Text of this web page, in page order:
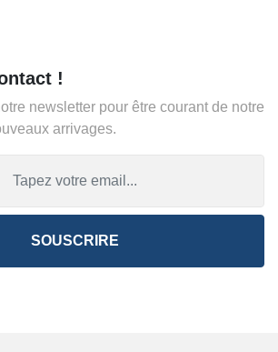
!
newsletter pour être courant de notre
arrivages.
SOUSCRIRE